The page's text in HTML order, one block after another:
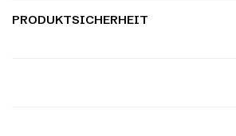
PRODUKTSICHERHEIT